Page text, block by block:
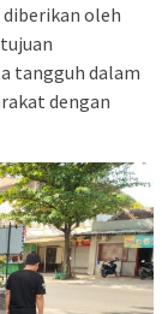
oleh
tangguh dalam
dengan